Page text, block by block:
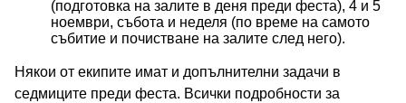
(подготовка на залите в деня преди феста), 4 и 5
ноември, събота и неделя (по време на самото
събитие и почистване на залите след него).
Някои от екипите имат и допълнителни задачи в
седмиците преди феста. Всички подробности за